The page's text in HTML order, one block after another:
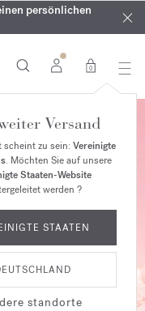
in Ihrer Bestellung*
und Körperöle bis zum
persönlichen
0
Versand
scheint zu sein: Vereinigte
. Möchten Sie auf unsere
Staaten-Website
werden ?
STAATEN
standorte